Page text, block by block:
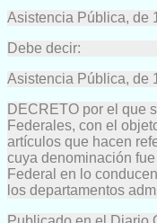
Asistencia Pública, de
Debe decir:
Asistencia Pública, de
DECRETO por el que
Federales, con el
artículos que hacen
cuya denominación
Federal en lo
los departamentos